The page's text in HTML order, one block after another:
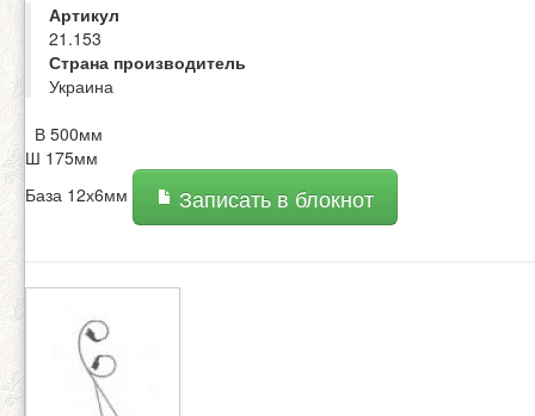
Артикул
21.153
Страна производитель
Украина
В 500мм
Ш 175мм
База 12х6мм
Записать в блокнот